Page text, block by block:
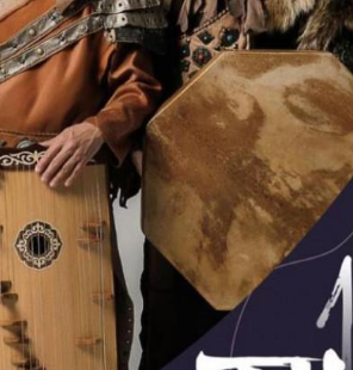
БЛОГ ДИРЕКТОРА
КОМПЛАЕНС СЛУЖБА
СМИ
БОС ОРЫНДАР